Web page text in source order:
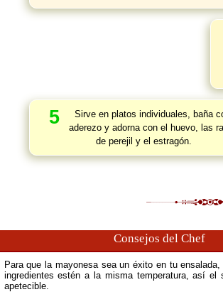
5
Sirve en platos individuales, baña
aderezo y adorna con el huevo, las
de perejil y el estragón.
Consejos del Chef
Para que la mayonesa sea un éxito en tu
ingredientes estén a la misma temperatura, así el
apetecible.